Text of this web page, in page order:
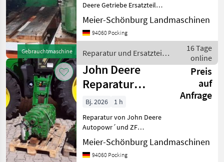
Gebrauchtmaschine
Deere Getriebe Ersatzteile
am Lager. Alle Typen vom
920 - bis zur aktuellen 6-R
Serie. Wir sind Händler und
f
Meier-Schönburg Landmaschinen
94060 Pocking
Reparatur und Ersatzteile
/ John Deere
16 Tage
online
John Deere
Reparatur
JohnDeere
Autopowr
Getriebe
Preis
auf
Anfrage
Bj. 2026
1 h
Reparatur von John Deere
Autopowr´und ZF
Getriebe: Wir überholen
und reparieren alle John
Deere Getriebe und
Meier-Schönburg Landmaschinen
94060 Pocking